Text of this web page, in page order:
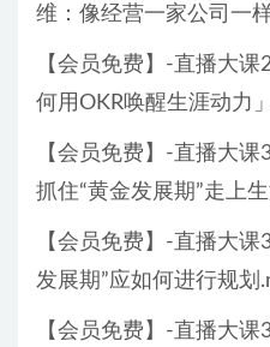
维：像经营一家公司一
【会员免费】-直播大
何用OKR唤醒生涯动力
【会员免费】-直播大
抓住“黄金发展期”走上
【会员免费】-直播大
发展期”应如何进行规划
【会员免费】-直播大